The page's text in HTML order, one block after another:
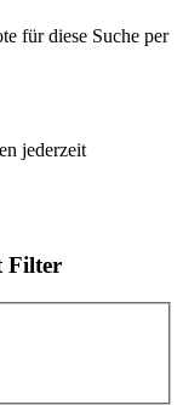
für diese Suche per
jederzeit
Filter